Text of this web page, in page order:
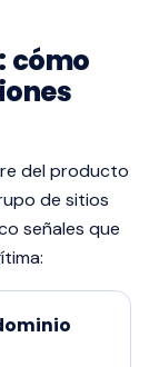
cómo
del producto
de sitios
señales que